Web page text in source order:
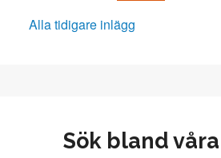
Alla tidigare inlägg
Sök bland våra